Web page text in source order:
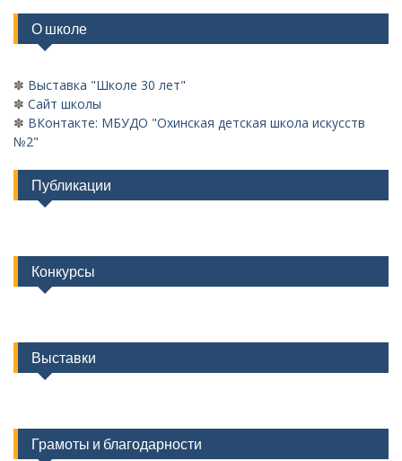
О школе
✽ Выставка "Школе 30 лет"
✽ Сайт школы
✽ ВКонтакте: МБУДО "Охинская детская школа искусств
№2"
Публикации
Конкурсы
Выставки
Грамоты и благодарности